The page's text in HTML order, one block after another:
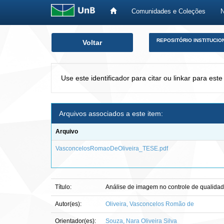
Comunidades e Coleções
Voltar REPOSITÓRIO
Use este identificador para citar ou linkar para
Arquivos associados a este item:
Arquivo
VasconcelosRomaoDeOliveira_TESE.pdf
Título: Análise de imagem no controle de
Autor(es): Oliveira, Vasconcelos Romão de
Orientador(es): Souza, Nara Oliveira Silva